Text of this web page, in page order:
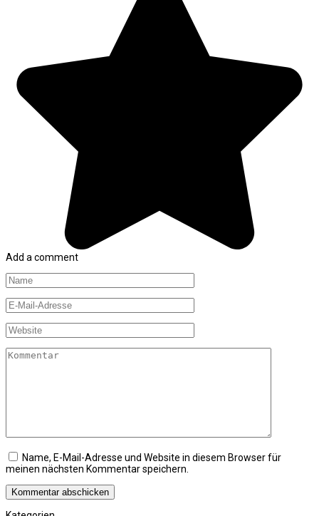
Add a comment
Name
*
E-
Mail-
Adresse
*
Website
Kommentar
Name, E-Mail-Adresse und Website in diesem Browser für
meinen nächsten Kommentar speichern.